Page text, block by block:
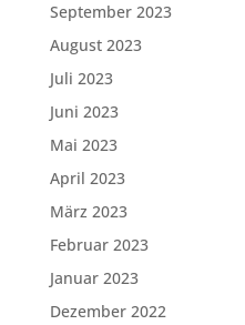
September 2023
August 2023
Juli 2023
Juni 2023
Mai 2023
April 2023
März 2023
Februar 2023
Januar 2023
Dezember 2022